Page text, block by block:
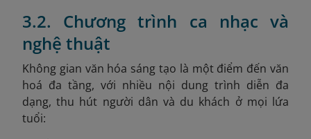
3.2. Chương trình ca nhạc và
nghệ thuật
Không gian văn hóa sáng tạo là một điểm đến văn
hoá đa tầng, với nhiều nội dung trình diễn đa
dạng, thu hút người dân và du khách ở mọi lứa
tuổi: